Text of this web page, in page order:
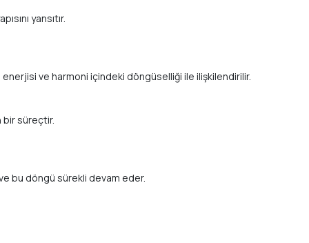
yansıtır.
ve harmoni içindeki döngüselliği ile ilişkilendirilir.
bir süreçtir.
bu döngü sürekli devam eder.